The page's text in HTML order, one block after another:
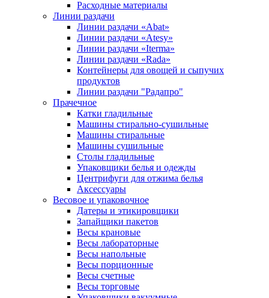
Расходные материалы
Линии раздачи
Линии раздачи «Abat»
Линии раздачи «Atesy»
Линии раздачи «Iterma»
Линии раздачи «Rada»
Контейнеры для овощей и сыпучих
продуктов
Линии раздачи "Радапро"
Прачечное
Катки гладильные
Машины стирально-сушильные
Машины стиральные
Машины сушильные
Столы гладильные
Упаковщики белья и одежды
Центрифуги для отжима белья
Аксессуары
Весовое и упаковочное
Датеры и этикировщики
Запайщики пакетов
Весы крановые
Весы лабораторные
Весы напольные
Весы порционные
Весы счетные
Весы торговые